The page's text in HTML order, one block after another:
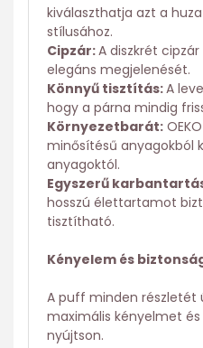
kiválaszthatja azt a
stílusához.
Cipzár:A diszkrét
elegáns megjelenését.
Könnyű tisztítás:A
hogy a párna mindig
Környezetbarát:
minősítésű anyagokból
anyagoktól.
Egyszerű
hosszú élettartamot
tisztítható.
Kényelem és
A puff minden részletét
maximális kényelmet
nyújtson.